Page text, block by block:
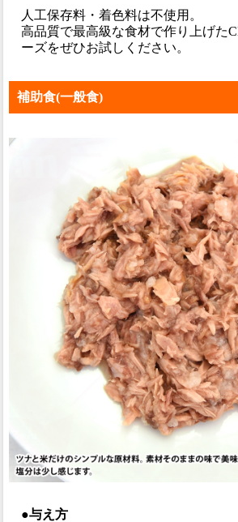
人工保存料・着色料は不使用。
高品質で最高級な食材で作り上げた
ーズをぜひお試しください。
補助食(一般食)
●与え方